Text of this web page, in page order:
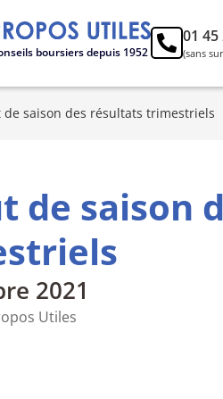
boursiers depuis 1952
01 45
(sans
de saison des résultats trimestriels
de saison
2021
Utiles